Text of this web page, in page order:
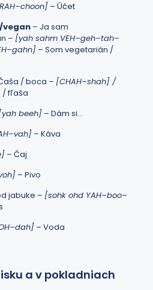
– Účet
vegan – Ja sam
– [yah sahm VEH–geh–tah–
– Som vegetarián /
/ boca – [CHAH–shah] /
/ fľaša
beeh] – Dám si…
– Káva
– Čaj
– Pivo
jabuke – [sohk ohd YAH–boo–
– Voda
a v pokladniach